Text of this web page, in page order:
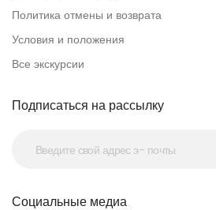
Политика отмены и возврата
Условия и положения
Все экскурсии
Подписаться на рассылку
Социальные медиа